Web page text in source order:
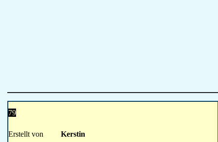
79
Erstellt von Kerstin